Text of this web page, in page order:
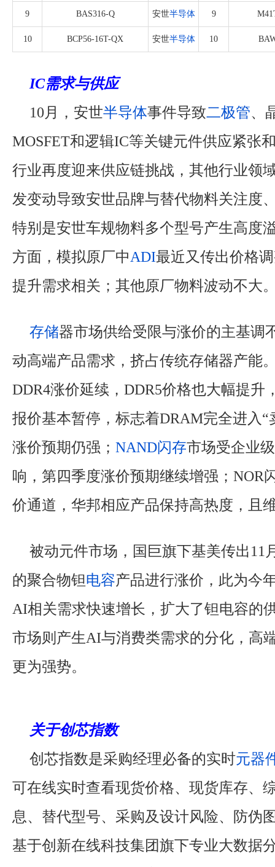
9 BAS316-Q 安世半导体 9
10 BCP56-16T-QX 安世半导体 10
IC需求与供应
10月，安世半导体事件导致二极管、
MOSFET和逻辑IC等关键元件供应紧张
行业再度迎来供应链挑战，其他行业领
发变动导致安世品牌与替代物料关注度
特别是安世车规物料多个型号产生高度
方面，模拟原厂中ADI最近又传出价格
提升需求相关；其他原厂物料波动不大
存储器市场供给受限与涨价的主基调
动高端产品需求，挤占传统存储器产能
DDR4涨价延续，DDR5价格也大幅提升
报价基本暂停，标志着DRAM完全进入“
涨价预期仍强； NAND闪存市场受企业
响，第四季度涨价预期继续增强；NOR
价通道，华邦相应产品保持高热度，且
被动元件市场，国巨旗下基美传出11
的聚合物钽电容产品进行涨价，此为今
AI相关需求快速增长，扩大了钽电容的
市场则产生AI与消费类需求的分化，高
更为强势。
关于创芯指数
创芯指数是采购经理必备的实时元器
可在线实时查看现货价格、现货库存、
息、替代型号、采购及设计风险、防伪
基于创新在线科技集团旗下专业大数据